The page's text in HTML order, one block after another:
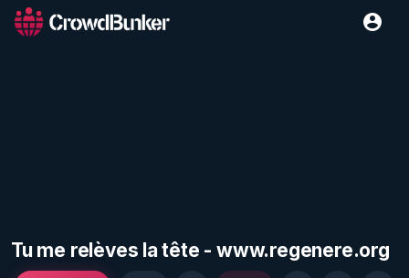
Tu me relèves la tête - www.regenere.org